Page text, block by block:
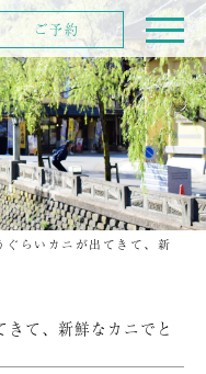
ぐらいカニが出てきて、新
て、新鮮なカニでと
ご予約